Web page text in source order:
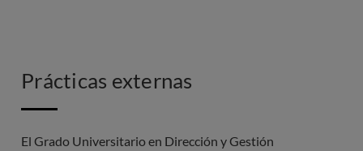
Prácticas externas
El Grado Universitario en Dirección y Gestión